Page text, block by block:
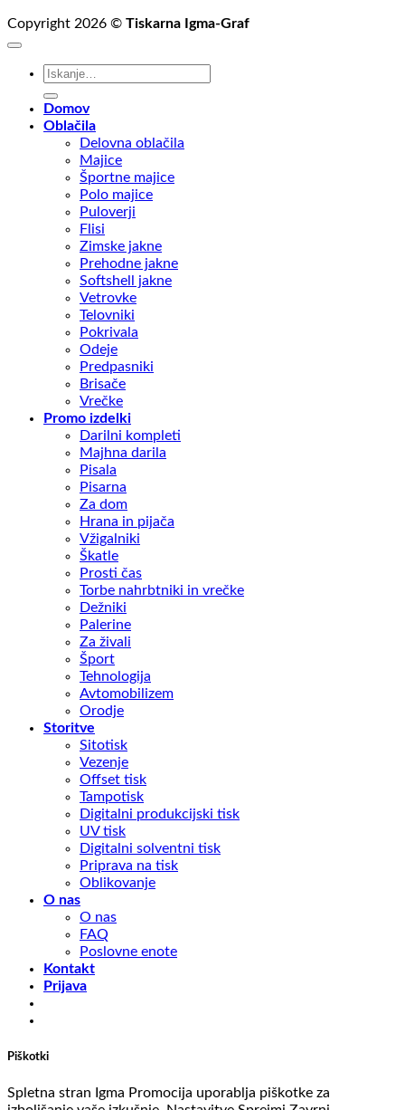
Copyright 2026 © Tiskarna Igma-Graf
Išči:
Domov
Oblačila
Delovna oblačila
Majice
Športne majice
Polo majice
Puloverji
Flisi
Zimske jakne
Prehodne jakne
Softshell jakne
Vetrovke
Telovniki
Pokrivala
Odeje
Predpasniki
Brisače
Vrečke
Promo izdelki
Darilni kompleti
Majhna darila
Pisala
Pisarna
Za dom
Hrana in pijača
Vžigalniki
Škatle
Prosti čas
Torbe nahrbtniki in vrečke
Dežniki
Palerine
Za živali
Šport
Tehnologija
Avtomobilizem
Orodje
Storitve
Sitotisk
Vezenje
Offset tisk
Tampotisk
Digitalni produkcijski tisk
UV tisk
Digitalni solventni tisk
Priprava na tisk
Oblikovanje
O nas
O nas
FAQ
Poslovne enote
Kontakt
Prijava
Piškotki
Spletna stran Igma Promocija uporablja piškotke za